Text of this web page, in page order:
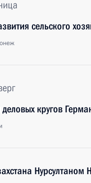
сельского
кругов
Нурсултаном